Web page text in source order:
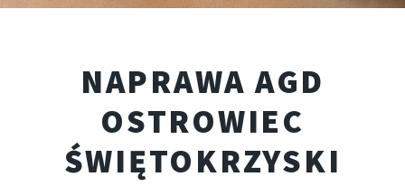
NAPRAWA AGD
OSTROWIEC
ŚWIĘTOKRZYSKI